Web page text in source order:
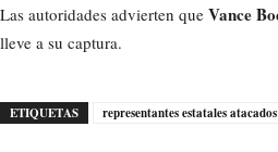
Las autoridades advierten que Vance
lleve a su captura.
ETIQUETAS representantes estatales atacados